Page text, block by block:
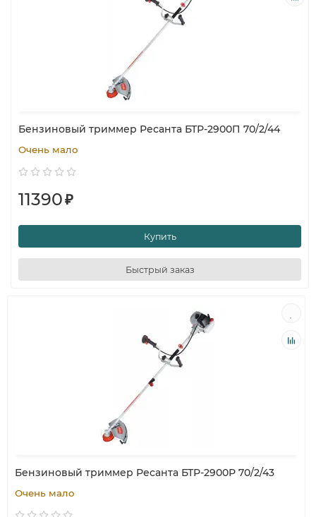
Бензиновый триммер Ресанта БТР-2900П 70/2/44
Очень мало
11390₽
Купить
Быстрый заказ
Бензиновый триммер Ресанта БТР-2900Р 70/2/43
Очень мало